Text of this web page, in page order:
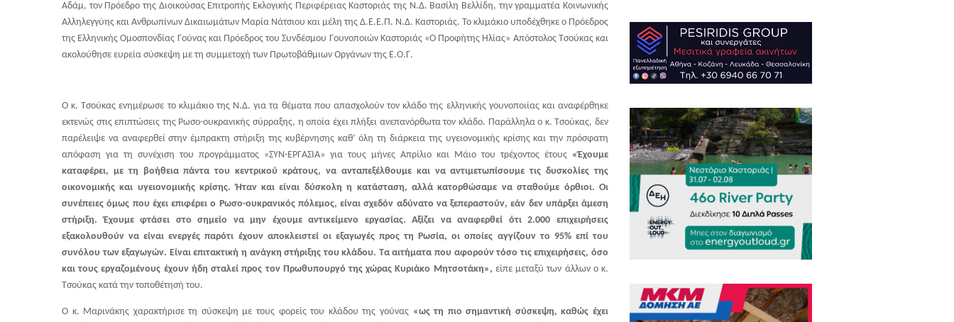
Αδάμ, τον Πρόεδρο της Διοικούσας Επιτροπής Εκλογικής Περιφέρειας Καστοριάς της Ν.Δ. Βασίλη Βελλίδη, την γραμματέα Κοινωνικής
Αλληλεγγύης και Ανθρωπίνων Δικαιωμάτων Μαρία Νάτσιου και μέλη της Δ.Ε.Ε.Π. Ν.Δ. Καστοριάς. Το κλιμάκιο υποδέχθηκε ο Πρόεδρος
της Ελληνικής Ομοσπονδίας Γούνας και Πρόεδρος του Συνδέσμου Γουνοποιών Καστοριάς «Ο Προφήτης Ηλίας» Απόστολος Τσούκας και
ακολούθησε ευρεία σύσκεψη με τη συμμετοχή των Πρωτοβάθμιων Οργάνων της Ε.Ο.Γ.
Ο κ. Τσούκας ενημέρωσε το κλιμάκιο της Ν.Δ. για τα θέματα που απασχολούν τον κλάδο της ελληνικής γουνοποιίας και αναφέρθηκε
εκτενώς στις επιπτώσεις της Ρωσο-ουκρανικής σύρραξης, η οποία έχει πλήξει ανεπανόρθωτα τον κλάδο. Παράλληλα ο κ. Τσούκας, δεν
παρέλειψε να αναφερθεί στην έμπρακτη στήριξη της κυβέρνησης καθ’ όλη τη διάρκεια της υγειονομικής κρίσης και την πρόσφατη
απόφαση για τη συνέχιση του προγράμματος «ΣΥΝ-ΕΡΓΑΣΙΑ» για τους μήνες Απρίλιο και Μάιο του τρέχοντος έτους «Έχουμε
καταφέρει, με τη βοήθεια πάντα του κεντρικού κράτους, να ανταπεξέλθουμε και να αντιμετωπίσουμε τις δυσκολίες της
οικονομικής και υγειονομικής κρίσης. Ήταν και είναι δύσκολη η κατάσταση, αλλά κατορθώσαμε να σταθούμε όρθιοι. Οι
συνέπειες όμως που έχει επιφέρει ο Ρωσο-ουκρανικός πόλεμος, είναι σχεδόν αδύνατο να ξεπεραστούν, εάν δεν υπάρξει άμεση
στήριξη. Έχουμε φτάσει στο σημείο να μην έχουμε αντικείμενο εργασίας. Αξίζει να αναφερθεί ότι 2.000 επιχειρήσεις
εξακολουθούν να είναι ενεργές παρότι έχουν αποκλειστεί οι εξαγωγές προς τη Ρωσία, οι οποίες αγγίζουν το 95% επί του
συνόλου των εξαγωγών. Είναι επιτακτική η ανάγκη στήριξης του κλάδου. Τα αιτήματα που αφορούν τόσο τις επιχειρήσεις, όσο
και τους εργαζομένους έχουν ήδη σταλεί προς τον Πρωθυπουργό της χώρας Κυριάκο Μητσοτάκη», είπε μεταξύ των άλλων ο κ.
Τσούκας κατά την τοποθέτησή του.
Ο κ. Μαρινάκης χαρακτήρισε τη σύσκεψη με τους φορείς του κλάδου της γούνας «ως τη πιο σημαντική σύσκεψη, καθώς έχει